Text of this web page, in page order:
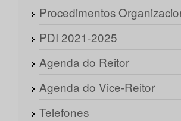
Procedimentos
PDI 2021-2025
Agenda do Reitor
Agenda do Vice-Reitor
Telefones